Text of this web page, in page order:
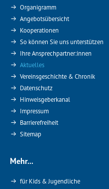
Organigramm
Angebotsübersicht
Kooperationen
So können Sie uns unterstützen
Ihre Ansprechpartner:innen
Aktuelles
Vereinsgeschichte & Chronik
Datenschutz
Hinweisgeberkanal
Impressum
Barrierefreiheit
Sitemap
Mehr...
für Kids & Jugendliche